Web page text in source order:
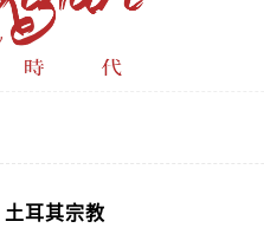
土耳其宗教